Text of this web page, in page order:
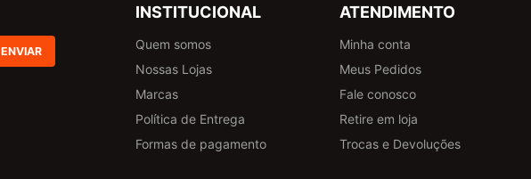
ENVIAR
INSTITUCIONAL
Quem somos
Nossas Lojas
Marcas
Política de Entrega
Formas de pagamento
ATENDIMENTO
Minha conta
Meus Pedidos
Fale conosco
Retire em loja
Trocas e Devoluções